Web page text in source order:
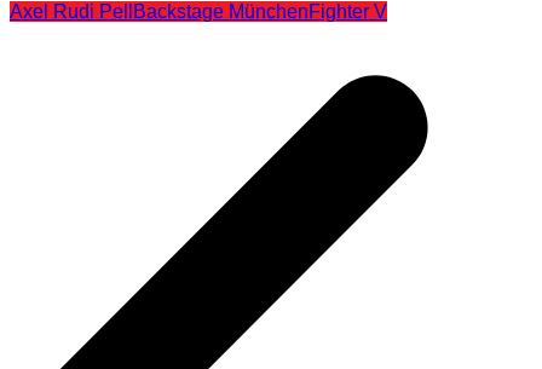
Axel Rudi Pell Backstage MünchenFighter V